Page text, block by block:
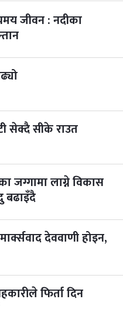
७ महिना बाँकी
जीवन : नदीका
सेक्दै सीके राउत
जग्गामा लाग्ने विकास
बढाइँदै
देववाणी होइन,
फिर्ता दिन